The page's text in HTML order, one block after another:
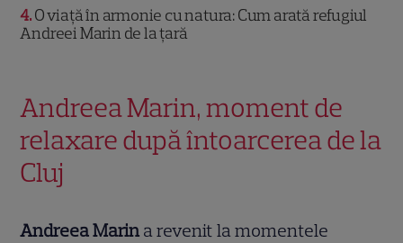
4 O viață în armonie cu natura: Cum arată refugiul
Andreei Marin de la țară
Andreea Marin, moment de
relaxare după întoarcerea de la
Cluj
Andreea Marin a revenit la momentele